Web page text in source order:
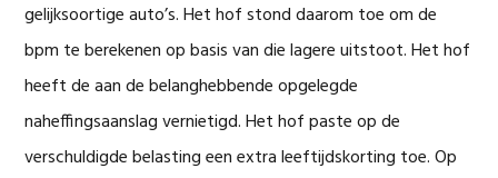
gelijksoortige auto’s. Het hof stond daarom toe om de
bpm te berekenen op basis van die lagere uitstoot. Het hof
heeft de aan de belanghebbende opgelegde
naheffingsaanslag vernietigd. Het hof paste op de
verschuldigde belasting een extra leeftijdskorting toe. Op